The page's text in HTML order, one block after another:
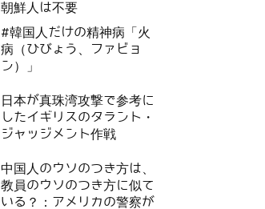
朝鮮人は不要
#韓国人だけの精神病「火
病（ひびょう、ファビョ
ン）」
日本が真珠湾攻撃で参考に
したイギリスのタラント・
ジャッジメント作戦
中国人のウソのつき方は、
教員のウソのつき方に似て
いる？：アメリカの警察が